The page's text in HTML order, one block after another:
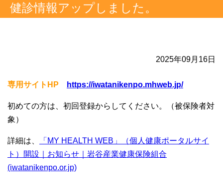
健診情報アップしました。
2025年09月16日
専用サイト HP https://iwatanikenpo.mhweb.jp/
初めての方は、初回登録からしてください。（被保険者対
象）
詳細は、
「MY HEALTH WEB」（個人健康ポータルサイ
ト）開設｜お知らせ｜岩谷産業健康保険組合
(iwatanikenpo.or.jp)